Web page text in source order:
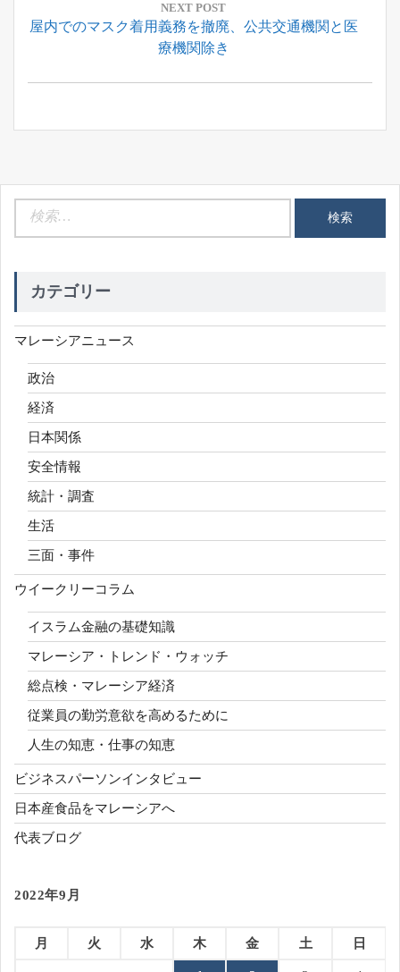
シ
ン
NEXT POST
Next
屋内でのマスク着用義務を撤廃、公共交通機関と医
療機関除き
カテゴリー
マレーシアニュース
政治
経済
日本関係
安全情報
統計・調査
生活
三面・事件
ウイークリーコラム
イスラム金融の基礎知識
マレーシア・トレンド・ウォッチ
総点検・マレーシア経済
従業員の勤労意欲を高めるために
人生の知恵・仕事の知恵
ビジネスパーソンインタビュー
日本産食品をマレーシアへ
代表ブログ
2022年9月
月 火 水 木 金 土 日